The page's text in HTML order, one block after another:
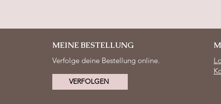
MEINE BESTELLUNG
Verfolge deine Bestellung online.
VERFOLGEN